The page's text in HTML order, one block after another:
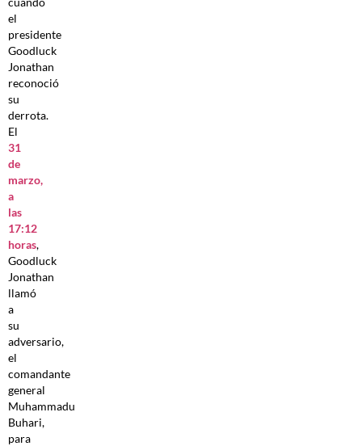
el
presidente
Goodluck
Jonathan
reconoció
su
derrota.
El
31
de
marzo,
a
las
17:12
horas,
Goodluck
Jonathan
llamó
a
su
adversario,
el
comandante
general
Muhammadu
Buhari,
para